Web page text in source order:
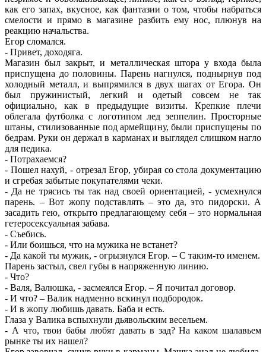
как его запах, вкусное, как фантазии о том, чтобы набраться
смелости и прямо в магазине разбить ему нос, плюнув на
реакцию начальства.
Егор сломался.
- Привет, доходяга.
Магазин был закрыт, и металлическая штора у входа была
приспущена до половины. Парень нагнулся, поднырнув под
холодный металл, и выпрямился в двух шагах от Егора. Он
был пружинистый, легкий и одетый совсем не так
официально, как в предыдущие визиты. Крепкие плечи
облегала футболка с логотипом лед зеппелин. Просторные
штаны, стилизованные под армейщину, были приспущены по
бедрам. Руки он держал в карманах и выглядел слишком нагло
для педика.
- Потрахаемся?
- Пошел нахуй, - отрезал Егор, убирая со стола документацию
и сгребая забытые покупателями чеки.
- Да не трясись ты так над своей ориентацией, - усмехнулся
парень. – Вот жопу подставлять – это да, это пидорски. А
засадить гею, открыто предлагающему себя – это нормальная
гетеросексуальная забава.
- Съебись.
- Или боишься, что на мужика не встанет?
- Да какой ты мужик, - огрызнулся Егор. – С таким-то именем.
Парень застыл, свел губы в напряженную линию.
- Что?
- Валя, Валюшка, - засмеялся Егор. – Я почитал договор.
- И что? – Валик надменно вскинул подбородок.
- И в жопу любишь давать. Баба и есть.
Глаза у Валика вспыхнули дьявольским весельем.
- А что, твои бабы любят давать в зад? На каком шалавьем
рынке ты их нашел?